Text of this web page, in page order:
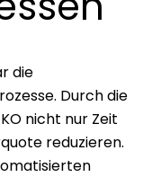
die
Durch die
nicht nur Zeit
reduzieren.